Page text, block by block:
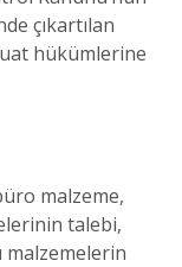
çıkartılan
hükümlerine
malzeme,
talebi,
malzemelerin